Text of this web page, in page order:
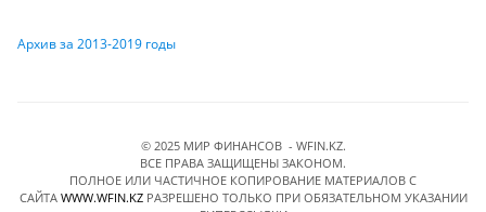
Архив за 2013-2019 годы
© 2025 МИР ФИНАНСОВ - WFIN.KZ.
ВСЕ ПРАВА ЗАЩИЩЕНЫ ЗАКОНОМ.
ПОЛНОЕ ИЛИ ЧАСТИЧНОЕ КОПИРОВАНИЕ МАТЕРИАЛОВ C
САЙТА WWW.WFIN.KZРАЗРЕШЕНО ТОЛЬКО ПРИ ОБЯЗАТЕЛЬНОМ УКАЗАНИИ